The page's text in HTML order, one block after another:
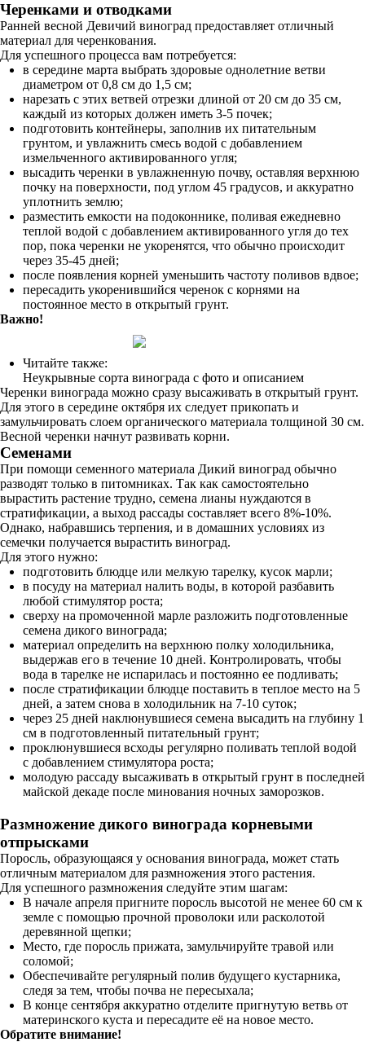
Черенками и отводками
Ранней весной Девичий виноград предоставляет отличный
материал для черенкования.
Для успешного процесса вам потребуется:
в середине марта выбрать здоровые однолетние ветви
диаметром от 0,8 см до 1,5 см;
нарезать с этих ветвей отрезки длиной от 20 см до 35 см,
каждый из которых должен иметь 3-5 почек;
подготовить контейнеры, заполнив их питательным
грунтом, и увлажнить смесь водой с добавлением
измельченного активированного угля;
высадить черенки в увлажненную почву, оставляя верхнюю
почку на поверхности, под углом 45 градусов, и аккуратно
уплотнить землю;
разместить емкости на подоконнике, поливая ежедневно
теплой водой с добавлением активированного угля до тех
пор, пока черенки не укоренятся, что обычно происходит
через 35-45 дней;
после появления корней уменьшить частоту поливов вдвое;
пересадить укоренившийся черенок с корнями на
постоянное место в открытый грунт.
Важно!
Читайте также:
Неукрывные сорта винограда с фото и описанием
Черенки винограда можно сразу высаживать в открытый грунт.
Для этого в середине октября их следует прикопать и
замульчировать слоем органического материала толщиной 30 см.
Весной черенки начнут развивать корни.
Семенами
При помощи семенного материала Дикий виноград обычно
разводят только в питомниках. Так как самостоятельно
вырастить растение трудно, семена лианы нуждаются в
стратификации, а выход рассады составляет всего 8%-10%.
Однако, набравшись терпения, и в домашних условиях из
семечки получается вырастить виноград.
Для этого нужно:
подготовить блюдце или мелкую тарелку, кусок марли;
в посуду на материал налить воды, в которой разбавить
любой стимулятор роста;
сверху на промоченной марле разложить подготовленные
семена дикого винограда;
материал определить на верхнюю полку холодильника,
выдержав его в течение 10 дней. Контролировать, чтобы
вода в тарелке не испарилась и постоянно ее подливать;
после стратификации блюдце поставить в теплое место на 5
дней, а затем снова в холодильник на 7-10 суток;
через 25 дней наклюнувшиеся семена высадить на глубину 1
см в подготовленный питательный грунт;
проклюнувшиеся всходы регулярно поливать теплой водой
с добавлением стимулятора роста;
молодую рассаду высаживать в открытый грунт в последней
майской декаде после минования ночных заморозков.
Размножение дикого винограда корневыми
отпрысками
Поросль, образующаяся у основания винограда, может стать
отличным материалом для размножения этого растения.
Для успешного размножения следуйте этим шагам:
В начале апреля пригните поросль высотой не менее 60 см к
земле с помощью прочной проволоки или расколотой
деревянной щепки;
Место, где поросль прижата, замульчируйте травой или
соломой;
Обеспечивайте регулярный полив будущего кустарника,
следя за тем, чтобы почва не пересыхала;
В конце сентября аккуратно отделите пригнутую ветвь от
материнского куста и пересадите её на новое место.
Обратите внимание!